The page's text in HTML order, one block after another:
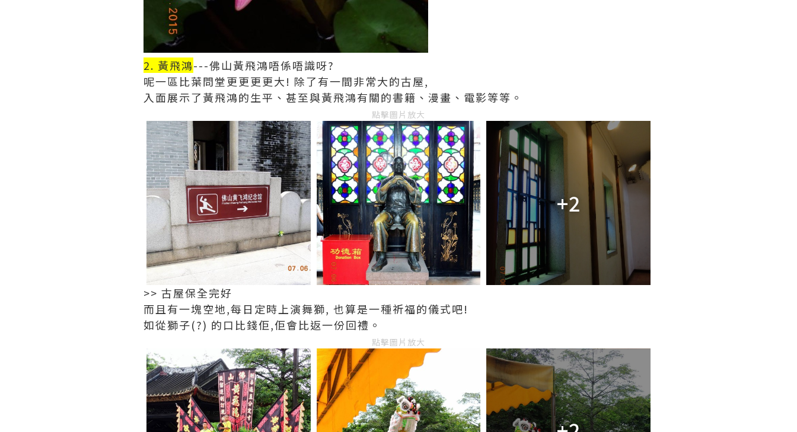
2. 黃飛鴻---佛山黃飛鴻唔係唔識呀?
呢一區比葉問堂更更更更大! 除了有一間非常大的古屋,
入面展示了黃飛鴻的生平、甚至與黃飛鴻有關的書籍、漫畫、電影等等。
點擊圖片放大
+2
>> 古屋保全完好
而且有一塊空地,每日定時上演舞獅, 也算是一種祈福的儀式吧!
如從獅子(?) 的口比錢佢,佢會比返一份回禮。
點擊圖片放大